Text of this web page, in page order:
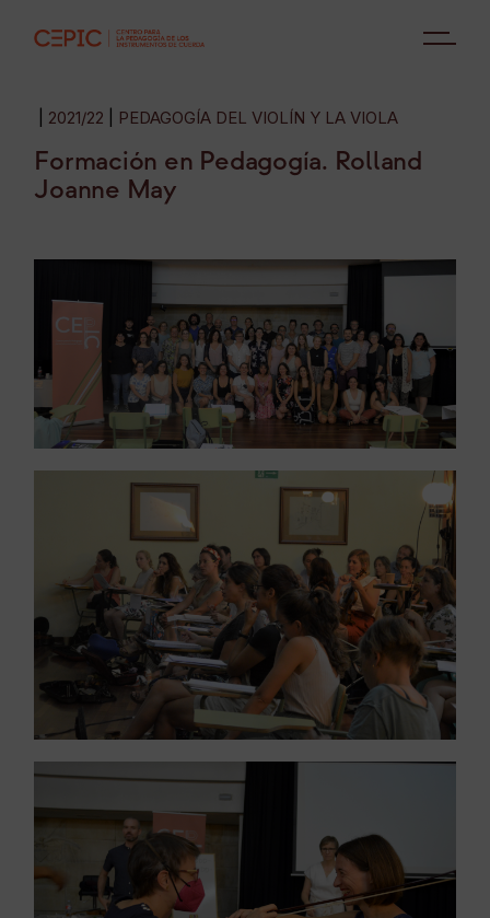
2021/22 PEDAGOGÍA DEL VIOLÍN Y LA VIOLA
Formación en Pedagogía. Rolland
Joanne May